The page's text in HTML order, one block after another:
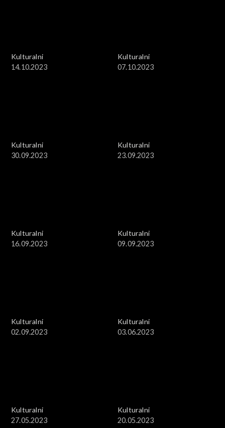
Kulturalni
14.10.2023
Kulturalni
07.10.2023
Kulturalni
30.09.2023
Kulturalni
23.09.2023
Kulturalni
16.09.2023
Kulturalni
09.09.2023
Kulturalni
02.09.2023
Kulturalni
03.06.2023
Kulturalni
27.05.2023
Kulturalni
20.05.2023